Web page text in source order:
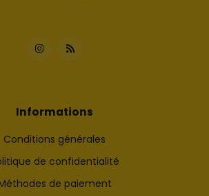
Informations
Conditions générales
de confidentialité
de paiement